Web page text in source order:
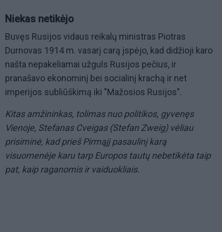
Niekas netikėjo
Buvęs Rusijos vidaus reikalų ministras Piotras
Durnovas 1914 m. vasarį carą įspėjo, kad didžioji karo
našta nepakeliamai užguls Rusijos pečius, ir
pranašavo ekonominį bei socialinį krachą ir net
imperijos subliūškimą iki "Mažosios Rusijos".
Kitas amžininkas, tolimas nuo politikos, gyvenęs
Vienoje, Stefanas Cveigas (Stefan Zweig) vėliau
prisiminė, kad prieš Pirmąjį pasaulinį karą
visuomenėje karu tarp Europos tautų nebetikėta taip
pat, kaip raganomis ir vaiduokliais.